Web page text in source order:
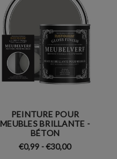
PEINTURE POUR
MEUBLES BRILLANTE -
BÉTON
€0,99 - €30,00